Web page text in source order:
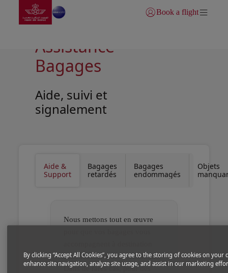
Saut au contenu principal
Aller à la page accueil
Se connecter | S’inscrire)
Book a flight
Assistance
Bagages
Aide, suivi et
signalement
Aide &
Support
Bagages
retardés
Bagages
endommagés
Objets
Nous mettons tout en œuvre
dans les meilleures conditions.
Dans de rares cas, pour des
By clicking “Accept All Cookies”, you agree to the storing of cookies on your
enhance site navigation, analyze site usage, and assist in our marketing